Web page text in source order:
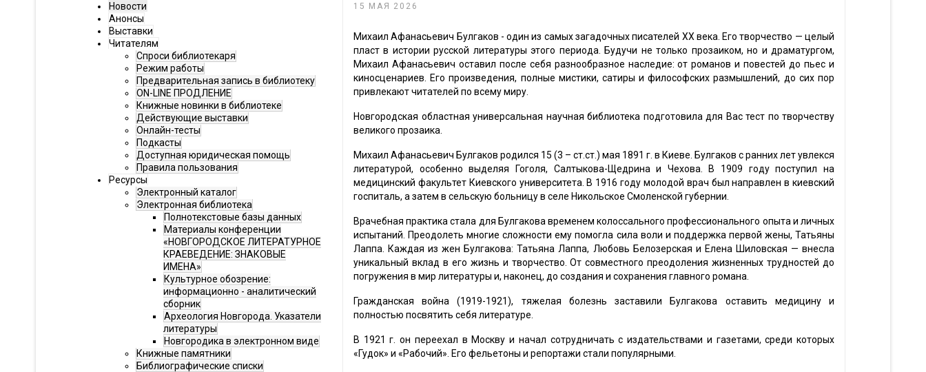
Новости
Анонсы
Выставки
Читателям
Спроси библиотекаря
Режим работы
Предварительная запись в библиотеку
ON-LINE ПРОДЛЕНИЕ
Книжные новинки в библиотеке
Действующие выставки
Онлайн-тесты
Подкасты
Доступная юридическая помощь
Правила пользования
Ресурсы
Электронный каталог
Электронная библиотека
Полнотекстовые базы данных
Материалы конференции
«НОВГОРОДСКОЕ ЛИТЕРАТУРНОЕ
КРАЕВЕДЕНИЕ: ЗНАКОВЫЕ
ИМЕНА»
Культурное обозрение:
информационно - аналитический
сборник
Археология Новгорода. Указатели
литературы
Новгородика в электронном виде
Книжные памятники
Библиографические списки
15 МАЯ 2026
Михаил Афанасьевич Булгаков - один из самых загадочных писателей XX века. Его творчество — целый
пласт в истории русской литературы этого периода. Будучи не только прозаиком, но и драматургом,
Михаил Афанасьевич оставил после себя разнообразное наследие: от романов и повестей до пьес и
киносценариев. Его произведения, полные мистики, сатиры и философских размышлений, до сих пор
привлекают читателей по всему миру.
Новгородская областная универсальная научная библиотека подготовила для Вас тест по творчеству
великого прозаика.
Михаил Афанасьевич Булгаков родился 15 (3 – ст.ст.) мая 1891 г. в Киеве. Булгаков с ранних лет увлекся
литературой, особенно выделяя Гоголя, Салтыкова-Щедрина и Чехова. В 1909 году поступил на
медицинский факультет Киевского университета. В 1916 году молодой врач был направлен в киевский
госпиталь, а затем в сельскую больницу в селе Никольское Смоленской губернии.
Врачебная практика стала для Булгакова временем колоссального профессионального опыта и личных
испытаний. Преодолеть многие сложности ему помогла сила воли и поддержка первой жены, Татьяны
Лаппа. Каждая из жен Булгакова: Татьяна Лаппа, Любовь Белозерская и Елена Шиловская — внесла
уникальный вклад в его жизнь и творчество. От совместного преодоления жизненных трудностей до
погружения в мир литературы и, наконец, до создания и сохранения главного романа.
Гражданская война (1919-1921), тяжелая болезнь заставили Булгакова оставить медицину и
полностью посвятить себя литературе.
В 1921 г. он переехал в Москву и начал сотрудничать с издательствами и газетами, среди которых
«Гудок» и «Рабочий». Его фельетоны и репортажи стали популярными.